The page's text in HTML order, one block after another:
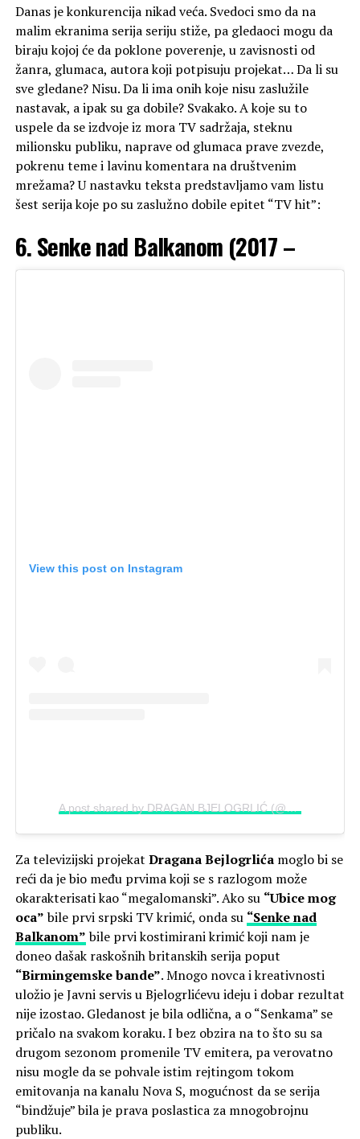
Danas je konkurencija nikad veća. Svedoci smo da na
malim ekranima serija seriju stiže, pa gledaoci mogu da
biraju kojoj će da poklone poverenje, u zavisnosti od
žanra, glumaca, autora koji potpisuju projekat… Da li su
sve gledane? Nisu. Da li ima onih koje nisu zaslužile
nastavak, a ipak su ga dobile? Svakako. A koje su to
uspele da se izdvoje iz mora TV sadržaja, steknu
milionsku publiku, naprave od glumaca prave zvezde,
pokrenu teme i lavinu komentara na društvenim
mrežama? U nastavku teksta predstavljamo vam listu
šest serija koje po su zaslužno dobile epitet “TV hit”:
6. Senke nad Balkanom (2017 –
View this post on Instagram
Za televizijski projekat Dragana Bejlogrlićamoglo bi se
reći da je bio među prvima koji se s razlogom može
okarakterisati kao “megalomanski”. Ako su “Ubice mog
oca”bile prvi srpski TV krimić, onda su “Senke nad
Balkanom”bile prvi kostimirani krimić koji nam je
doneo dašak raskošnih britanskih serija poput
“Birmingemske bande”. Mnogo novca i kreativnosti
uložio je Javni servis u Bjelogrlićevu ideju i dobar rezultat
nije izostao. Gledanost je bila odlična, a o “Senkama” se
pričalo na svakom koraku. I bez obzira na to što su sa
drugom sezonom promenile TV emitera, pa verovatno
nisu mogle da se pohvale istim rejtingom tokom
emitovanja na kanalu Nova S, mogućnost da se serija
“bindžuje” bila je prava poslastica za mnogobrojnu
publiku.